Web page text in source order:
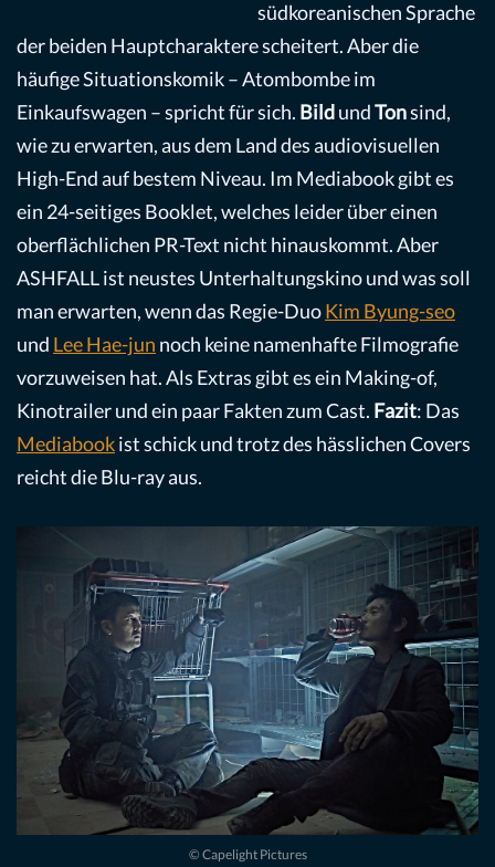
südkoreanischen Sprache
der beiden Hauptcharaktere scheitert. Aber die
häufige Situationskomik – Atombombe im
Einkaufswagen – spricht für sich. BildundTonsind,
wie zu erwarten, aus dem Land des audiovisuellen
High-End auf bestem Niveau. Im Mediabook gibt es
ein 24-seitiges Booklet, welches leider über einen
oberflächlichen PR-Text nicht hinauskommt. Aber
ASHFALL ist neustes Unterhaltungskino und was soll
man erwarten, wenn das Regie-DuoKim Byung-seo
und Lee Hae-jun noch keine namenhafte Filmografie
vorzuweisen hat. Als Extras gibt es ein Making-of,
Kinotrailer und ein paar Fakten zum Cast. Fazit: Das
Mediabookist schick und trotz des hässlichen Covers
reicht die Blu-ray aus.
© Capelight Pictures